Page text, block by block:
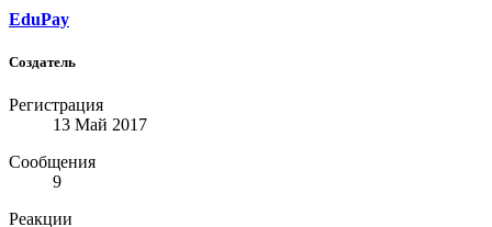
EduPay
Создатель
Регистрация
13 Май 2017
Сообщения
9
Реакции